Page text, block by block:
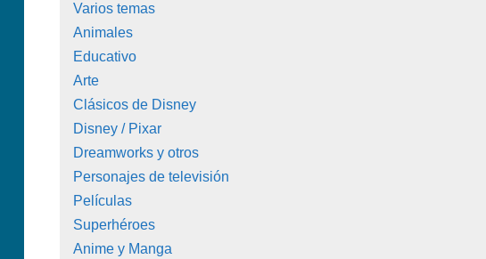
Varios temas
Animales
Educativo
Arte
Clásicos de Disney
Disney / Pixar
Dreamworks y otros
Personajes de televisión
Películas
Superhéroes
Anime y Manga